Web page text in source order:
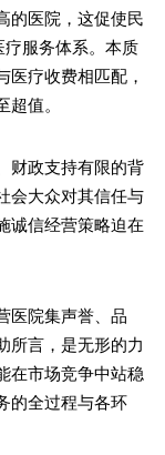
的医院，这促使民
疗服务体系。本质
医疗收费相匹配，
值。
政支持有限的背
会大众对其信任与
诚信经营策略迫在
院集声誉、品
所言，是无形的力
在市场竞争中站稳
的全过程与各环